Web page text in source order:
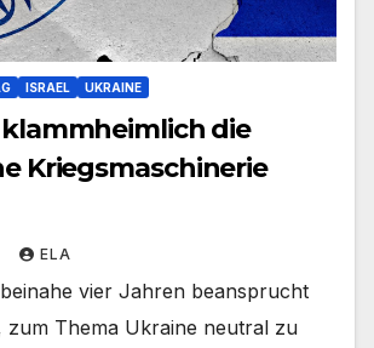
ISRAEL UKRAINE
die
Kriegsmaschinerie
ELA
vier Jahren beansprucht
zum Thema Ukraine neutral zu